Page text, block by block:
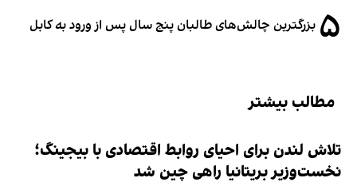
۵ بزرگترین چالش‌های طالبان پنج سال پس از ورود به کابل
مطالب بیشتر
تلاش لندن برای احیای روابط اقتصادی با بیجینگ؛
نخست‌وزیر بریتانیا راهی چین شد